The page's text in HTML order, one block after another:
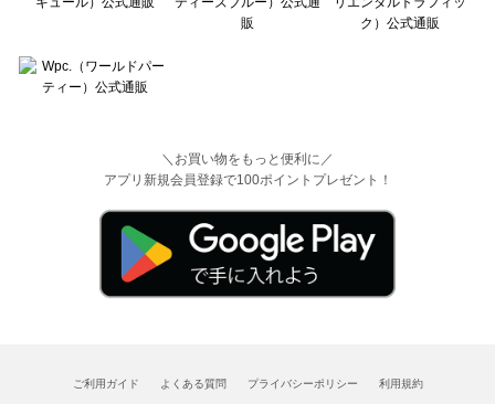
＼お買い物をもっと便利に／
アプリ新規会員登録で100ポイントプレゼント！
ご利用ガイド よくある質問 プライバシーポリシー 利用規約